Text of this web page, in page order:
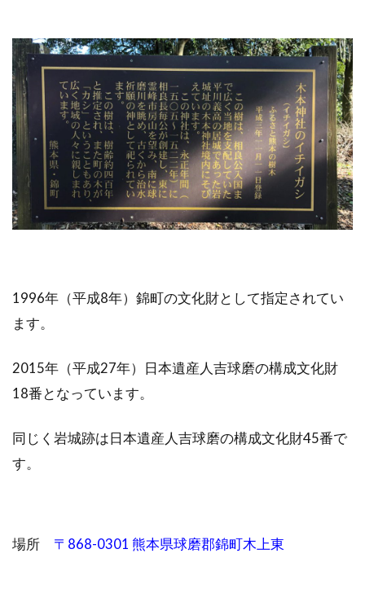
1996年（平成8年）錦町の文化財として指定されてい
ます。
2015年（平成27年）日本遺産人吉球磨の構成文化財
18番となっています。
同じく岩城跡は日本遺産人吉球磨の構成文化財45番で
す。
場所 〒868-0301 熊本県球磨郡錦町木上東